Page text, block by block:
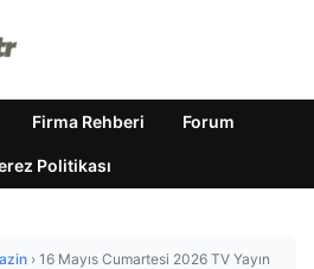
Firma Rehberi Forum
Politikası
› 16 Mayıs Cumartesi 2026 TV Yayın